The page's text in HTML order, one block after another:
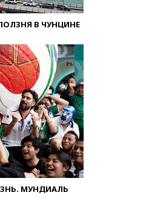
В ЧУНЦИНЕ
МУНДИАЛЬ